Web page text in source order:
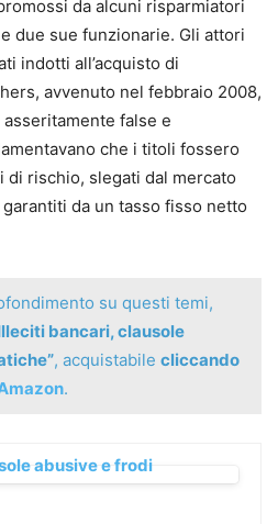
da alcuni risparmiatori
due sue funzionarie. Gli attori
indotti all’acquisto di
avvenuto nel febbraio 2008,
false e
che i titoli fossero
rischio, slegati dal mercato
da un tasso fisso netto
su questi temi,
bancari, clausole
, acquistabile cliccando
.